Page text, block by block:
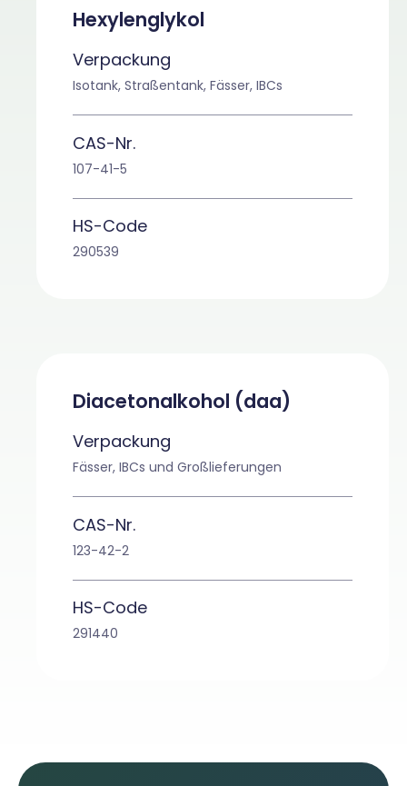
Hexylenglykol
Verpackung
Isotank, Straßentank, Fässer, IBCs
CAS-Nr.
107-41-5
HS-Code
290539
Diacetonalkohol (daa)
Verpackung
Fässer, IBCs und Großlieferungen
CAS-Nr.
123-42-2
HS-Code
291440